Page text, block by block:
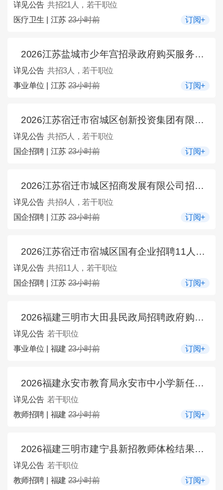
详见公告 共招21人，若干职位
医疗卫生 | 江苏 23小时前 订阅+
2026江苏盐城市少年宫招录政府购买服务用工3人公告
详见公告 共招3人，若干职位
事业单位 | 江苏 23小时前 订阅+
2026江苏宿迁市宿城区创新投资集团有限公司招聘5人公告
详见公告 共招5人，若干职位
国企招聘 | 江苏 23小时前 订阅+
2026江苏宿迁市城区招商发展有限公司招聘工作人员4人公告
详见公告 共招4人，若干职位
国企招聘 | 江苏 23小时前 订阅+
2026江苏宿迁市宿城区国有企业招聘11人公告
详见公告 共招11人，若干职位
国企招聘 | 江苏23小时前 订阅+
2026福建三明市大田县民政局招聘政府购买服务工作人员考试成绩及入围体检名单公示
详见公告 若干职位
事业单位 | 福建23小时前 订阅+
2026福建永安市教育局永安市中小学新任教师招聘拟聘用人员的公示（一）
详见公告 若干职位
教师招聘 | 福建23小时前 订阅+
2026福建三明市建宁县新招教师体检结果的通告（三）
详见公告 若干职位
教师招聘 | 福建23小时前 订阅+